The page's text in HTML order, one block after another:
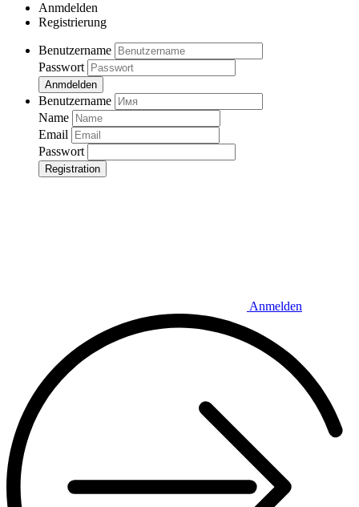
Anmdelden
Registrierung
Benutzername
Passwort
Anmdelden
Benutzername
Name
Email
Passwort
Registration
Anmelden